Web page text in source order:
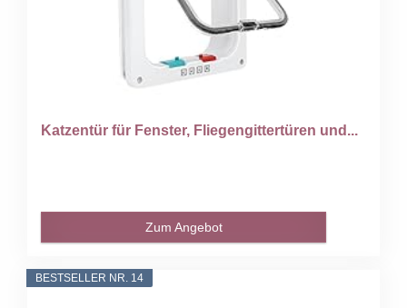
Katzentür für Fenster, Fliegengittertüren und...
Zum Angebot
BESTSELLER NR. 14